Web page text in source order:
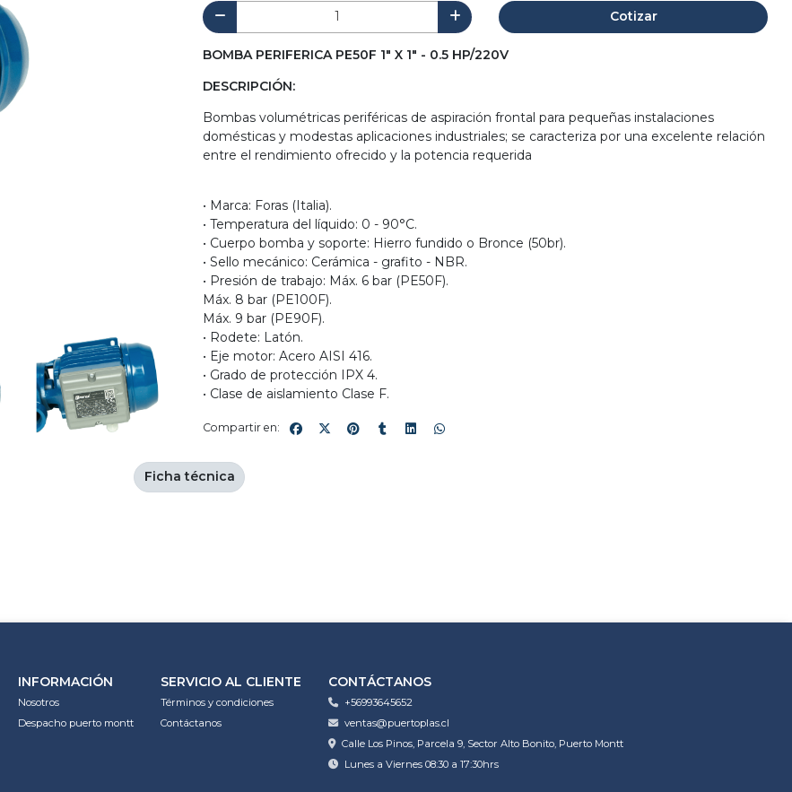
Cotizar
BOMBA PERIFERICA PE50F 1" X 1" - 0.5 HP/220V
DESCRIPCIÓN:
Bombas volumétricas periféricas de aspiración frontal para pequeñas instalaciones
domésticas y modestas aplicaciones industriales; se caracteriza por una excelente relación
entre el rendimiento ofrecido y la potencia requerida
• Marca: Foras (Italia).
• Temperatura del líquido: 0 - 90°C.
• Cuerpo bomba y soporte: Hierro fundido o Bronce (50br).
• Sello mecánico: Cerámica - grafito - NBR.
• Presión de trabajo: Máx. 6 bar (PE50F).
Máx. 8 bar (PE100F).
Máx. 9 bar (PE90F).
• Rodete: Latón.
• Eje motor: Acero AISI 416.
• Grado de protección IPX 4.
• Clase de aislamiento Clase F.
Compartir en:
Ficha técnica
INFORMACIÓN
Nosotros
Despacho puerto montt
SERVICIO AL CLIENTE
Términos y condiciones
Contáctanos
CONTÁCTANOS
+56993645652
ventas@puertoplas.cl
Calle Los Pinos, Parcela 9, Sector Alto Bonito, Puerto Montt
Lunes a Viernes 08:30 a 17:30hrs